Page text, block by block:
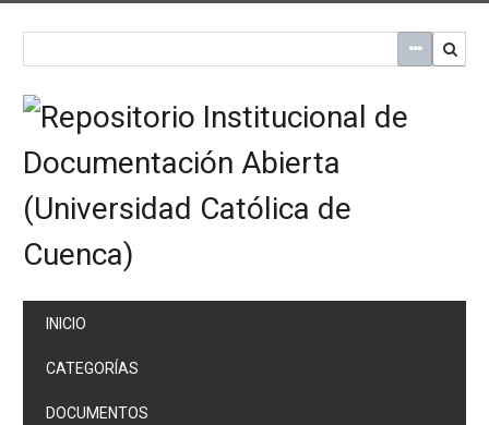
INICIO
CATEGORÍAS
DOCUMENTOS